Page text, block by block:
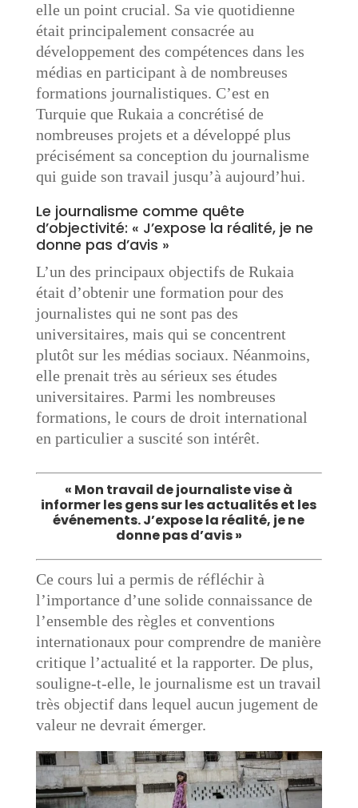
elle un point crucial. Sa vie quotidienne
était principalement consacrée au
développement des compétences dans les
médias en participant à de nombreuses
formations journalistiques. C’est en
Turquie que Rukaia a concrétisé de
nombreuses projets et a développé plus
précisément sa conception du journalisme
qui guide son travail jusqu’à aujourd’hui.
Le journalisme comme quête
d’objectivité: « J’expose la réalité, je ne
donne pas d’avis »
L’un des principaux objectifs de Rukaia
était d’obtenir une formation pour des
journalistes qui ne sont pas des
universitaires, mais qui se concentrent
plutôt sur les médias sociaux. Néanmoins,
elle prenait très au sérieux ses études
universitaires. Parmi les nombreuses
formations, le cours de droit international
en particulier a suscité son intérêt.
« Mon travail de journaliste vise à
informer les gens sur les actualités et les
événements. J’expose la réalité, je ne
donne pas d’avis »
Ce cours lui a permis de réfléchir à
l’importance d’une solide connaissance de
l’ensemble des règles et conventions
internationaux pour comprendre de manière
critique l’actualité et la rapporter. De plus,
souligne-t-elle, le journalisme est un travail
très objectif dans lequel aucun jugement de
valeur ne devrait émerger.